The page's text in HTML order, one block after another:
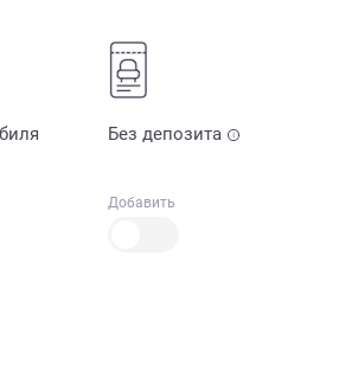
Без депозита
Добавить